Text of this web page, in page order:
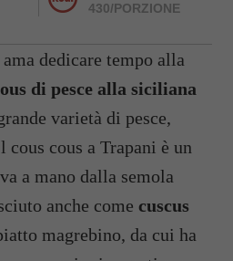
430/PORZIONE
dedicare tempo alla
di pesce alla siciliana
varietà di pesce,
cous a Trapani è un
a mano dalla semola
anche come cuscus
magrebino, da cui ha